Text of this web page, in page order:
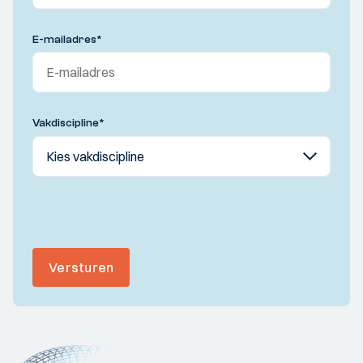
E-mailadres*
Vakdiscipline*
Versturen